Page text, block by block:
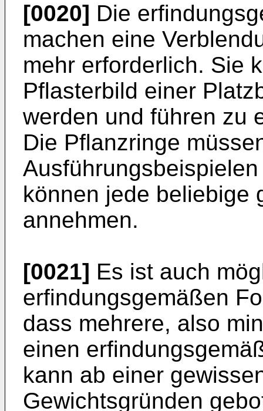
[0020] Die
machen eine
mehr erforderlich. Sie
Pflasterbild einer
werden und führen zu
Die Pflanzringe
können jede beliebige
annehmen.
[0021] Es ist auch
erfindungsgemäßen
dass mehrere, also
einen
kann ab einer
Gewichtsgründen